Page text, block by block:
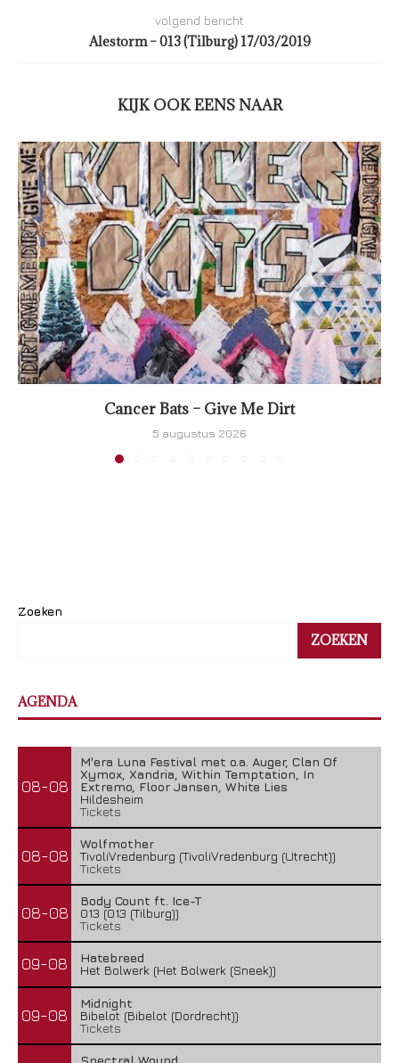
volgend bericht
Alestorm – 013 (Tilburg) 17/03/2019
KIJK OOK EENS NAAR
Cancer Bats – Give Me Dirt
5 augustus 2026
Zoeken
ZOEKEN
AGENDA
08-08
M'era Luna Festival met o.a. Auger, Clan Of
Xymox, Xandria, Within Temptation, In
Extremo, Floor Jansen, White Lies
Hildesheim
Tickets
08-08
Wolfmother
TivoliVredenburg (TivoliVredenburg (Utrecht))
Tickets
08-08
Body Count ft. Ice-T
013 (013 (Tilburg))
Tickets
09-08
Hatebreed
Het Bolwerk (Het Bolwerk (Sneek))
09-08
Midnight
Bibelot (Bibelot (Dordrecht))
Tickets
Spectral Wound